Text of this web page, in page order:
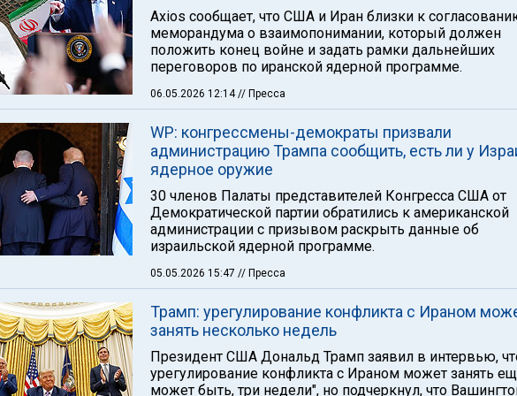
Axios сообщает, что США и Иран близки к
меморандума о взаимопонимании, который должен
положить конец войне и задать рамки дальнейших
переговоров по иранской ядерной программе.
06.05.2026 12:14// Пресса
WP: конгрессмены-демократы призвали
администрацию Трампа сообщить, есть ли у
ядерное оружие
30 членов Палаты представителей Конгресса США от
Демократической партии обратились к американской
администрации с призывом раскрыть данные об
израильской ядерной программе.
05.05.2026 15:47 // Пресса
Трамп: урегулирование конфликта с Ираном
занять несколько недель
Президент США Дональд Трамп заявил в интервью,
урегулирование конфликта с Ираном может занять
может быть, три недели", но подчеркнул, что